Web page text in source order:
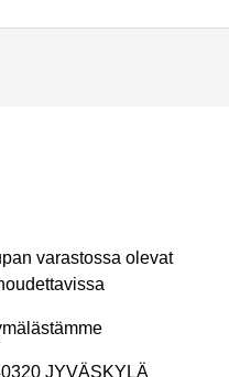
varastossa olevat
JYVÄSKYLÄ